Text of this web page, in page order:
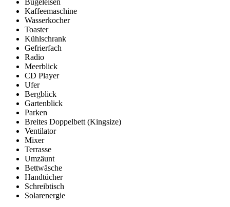
Bügeleisen
Kaffeemaschine
Wasserkocher
Toaster
Kühlschrank
Gefrierfach
Radio
Meerblick
CD Player
Ufer
Bergblick
Gartenblick
Parken
Breites Doppelbett (Kingsize)
Ventilator
Mixer
Terrasse
Umzäunt
Bettwäsche
Handtücher
Schreibtisch
Solarenergie